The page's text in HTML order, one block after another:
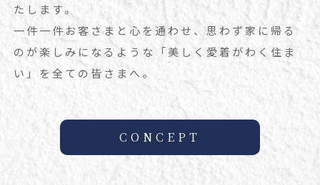
たします。
一件一件お客さまと心を通わせ、思わず家に帰る
のが楽しみになるような「美しく愛着がわく住ま
い」を全ての皆さまへ。
CONCEPT